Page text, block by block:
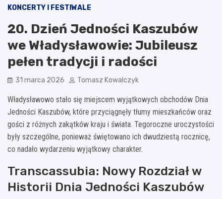
KONCERTY I FESTIWALE
20. Dzień Jedności Kaszubów
we Władysławowie: Jubileusz
pełen tradycji i radości
31 marca 2026 Tomasz Kowalczyk
Władysławowo stało się miejscem wyjątkowych obchodów Dnia
Jedności Kaszubów, które przyciągnęły tłumy mieszkańców oraz
gości z różnych zakątków kraju i świata. Tegoroczne uroczystości
były szczególne, ponieważ świętowano ich dwudziestą rocznicę,
co nadało wydarzeniu wyjątkowy charakter.
Transcassubia: Nowy Rozdział w
Historii Dnia Jedności Kaszubów